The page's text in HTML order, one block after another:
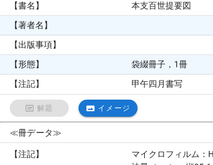
【書名】
本支百世提要図
【著者名】
【出版事項】
【形態】
袋綴冊子，1冊
【注記】
甲午四月書写
解題 イメージ
≪冊データ≫
【注記】
マイクロフィルム：